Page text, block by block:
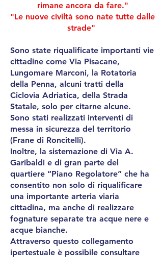
rimane ancora da fare."
"Le nuove civiltà sono nate tutte dalle
strade"
Sono state riqualificate importanti vie
cittadine come Via Pisacane,
Lungomare Marconi, la Rotatoria
della Penna, alcuni tratti della
Ciclovia Adriatica, della Strada
Statale, solo per citarne alcune.
Sono stati realizzati interventi di
messa in sicurezza del territorio
(Frane di Roncitelli).
Inoltre, la sistemazione di Via A.
Garibaldi e di gran parte del
quartiere “Piano Regolatore” che ha
consentito non solo di riqualificare
una importante arteria viaria
cittadina, ma anche di realizzare
fognature separate tra acque nere e
acque bianche.
Attraverso questo collegamento
ipertestuale è possibile consultare